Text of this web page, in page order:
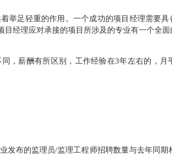
举足轻重的作用。一个成功的项目经理需要
经理应对承接的项目所涉及的专业有一个全
，薪酬有所区别，工作经验在3年左右的，月
发布的监理员/监理工程师招聘数量与去年同期